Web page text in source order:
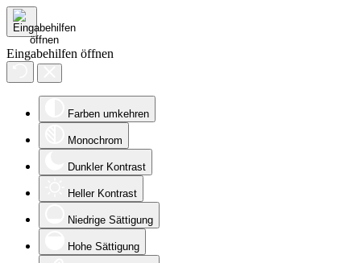
Eingabehilfen öffnen
Farben umkehren
Monochrom
Dunkler Kontrast
Heller Kontrast
Niedrige Sättigung
Hohe Sättigung